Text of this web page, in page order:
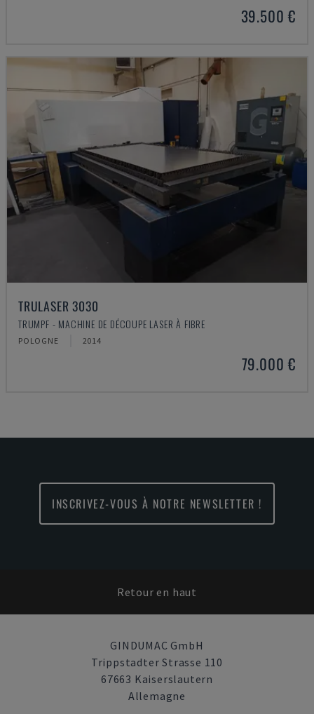
39.500 €
TRULASER 3030
TRUMPF - MACHINE DE DÉCOUPE LASER À FIBRE
POLOGNE 2014
79.000 €
INSCRIVEZ-VOUS À NOTRE NEWSLETTER !
Retour en haut
GINDUMAC GmbH
Trippstadter Strasse 110
67663 Kaiserslautern
Allemagne